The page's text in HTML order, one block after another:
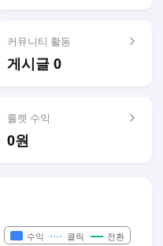
커뮤니티 활동
게시글 0
룰렛 수익
0원